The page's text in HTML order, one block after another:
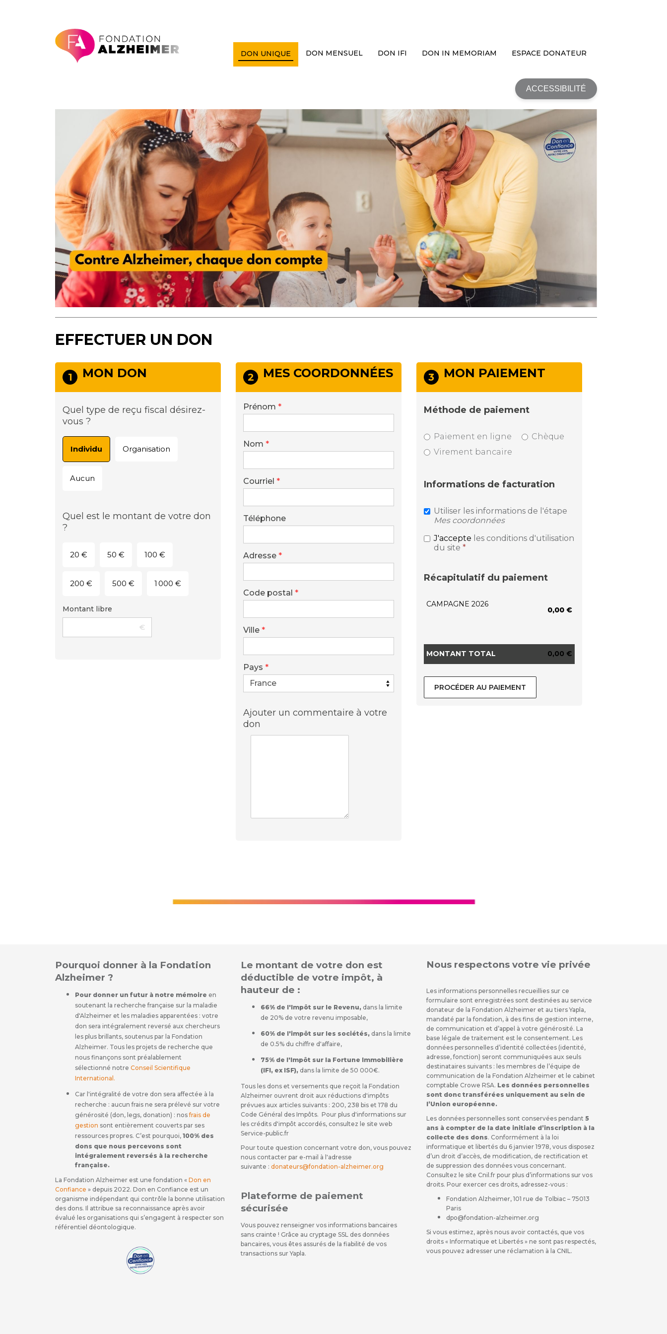
DON UNIQUE DON MENSUEL DON IFI DON IN MEMORIAM ESPACE DONATEUR
ACCESSIBILITÉ
EFFECTUER UN DON
1 MON DON
Quel type de reçu fiscal désirez-
vous ?
Individu Organisation
Aucun
Quel est le montant de votre don
?
20 € 50 € 100 €
200 € 500 € 1 000 €
Montant libre
2 MES COORDONNÉES
Prénom *
Nom *
Courriel *
Téléphone
Adresse *
Code postal *
Ville *
Pays *
Ajouter un commentaire à votre
don
3 MON PAIEMENT
Méthode de paiement
Paiement en ligne
Chèque
Virement bancaire
Informations de facturation
Utiliser les informations de l'étape
Mes coordonnées
J'accepte les conditions d'utilisation
du site *
Récapitulatif du paiement
CAMPAGNE 2026
0,00 €
MONTANT TOTAL 0,00 €
PROCÉDER AU PAIEMENT
Pourquoi donner à la Fondation
Alzheimer ?
Pour donner un futur à notre mémoire en
soutenant la recherche française sur la maladie
d'Alzheimer et les maladies apparentées : votre
don sera intégralement reversé aux chercheurs
les plus brillants, soutenus par la Fondation
Alzheimer. Tous les projets de recherche que
nous finançons sont préalablement
sélectionné notre Conseil Scientifique
International.
Car l'intégralité de votre don sera affectée à la
recherche : aucun frais ne sera prélevé sur votre
générosité (don, legs, donation) : nosfrais de
gestion sont entièrement couverts par ses
ressources propres. C’est pourquoi, 100% des
dons que nous percevons sont
intégralement reversés à la recherche
française.
La Fondation Alzheimer est une fondation « Don en
Confiance » depuis 2022. Don en Confiance est un
organisme indépendant qui contrôle la bonne utilisation
des dons. Il attribue sa reconnaissance après avoir
évalué les organisations qui s’engagent à respecter son
référentiel déontologique.
Le montant de votre don est
déductible de votre impôt, à
hauteur de :
66% de l'Impôt sur le Revenu, dans la limite
de 20% de votre revenu imposable,
60% de l'impôt sur les sociétés, dans la limite
de 0.5% du chiffre d'affaire,
75% de l'Impôt sur la Fortune Immobilière
(IFI, ex ISF), dans la limite de 50 000€.
Tous les dons et versements que reçoit la Fondation
Alzheimer ouvrent droit aux réductions d'impôts
prévues aux articles suivants : 200, 238 bis et 178 du
Code Général des Impôts. Pour plus d'informations sur
les crédits d'impôt accordés, consultez le site web
Service-public.fr
Pour toute question concernant votre don, vous pouvez
nous contacter par e-mail à l'adresse
suivante : donateurs@fondation-alzheimer.org
Plateforme de paiement
sécurisée
Vous pouvez renseigner vos informations bancaires
sans crainte ! Grâce au cryptage SSL des données
bancaires, vous êtes assurés de la fiabilité de vos
transactions sur Yapla.
Nous respectons votre vie privée
Les informations personnelles recueillies sur ce
formulaire sont enregistrées sont destinées au service
donateur de la Fondation Alzheimer et au tiers Yapla,
mandaté par la fondation, à des fins de gestion interne,
de communication et d’appel à votre générosité. La
base légale de traitement est le consentement. Les
données personnelles d’identité collectées (identité,
adresse, fonction) seront communiquées aux seuls
destinataires suivants : les membres de l’équipe de
communication de la Fondation Alzheimer et le cabinet
comptable Crowe RSA. Les données personnelles
sont donc transférées uniquement au sein de
l’Union européenne.
Les données personnelles sont conservées pendant 5
ans à compter de la date initiale d’inscription à la
collecte des dons. Conformément à la loi
informatique et libertés du 6 janvier 1978, vous disposez
d’un droit d’accès, de modification, de rectification et
de suppression des données vous concernant.
Consultez le site Cnil.fr pour plus d’informations sur vos
droits. Pour exercer ces droits, adressez-vous :
Fondation Alzheimer, 101 rue de Tolbiac – 75013
Paris
dpo@fondation-alzheimer.org
Si vous estimez, après nous avoir contactés, que vos
droits « Informatique et Libertés » ne sont pas respectés,
vous pouvez adresser une réclamation à la CNIL.